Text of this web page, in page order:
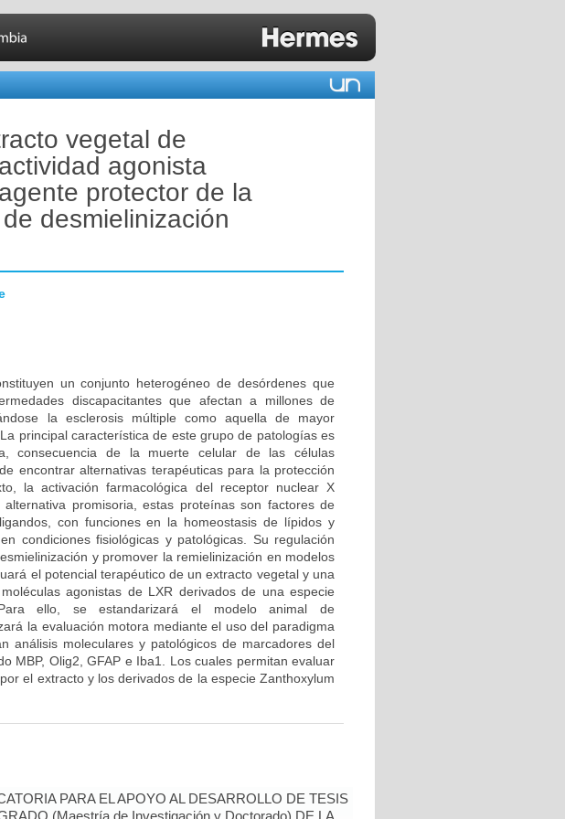
vegetal de
agonista
protector de la
desmielinización
un conjunto heterogéneo de desórdenes que
discapacitantes que afectan a millones de
la esclerosis múltiple como aquella de mayor
principal característica de este grupo de patologías es
consecuencia de la muerte celular de las células
encontrar alternativas terapéuticas para la protección
la activación farmacológica del receptor nuclear X
promisoria, estas proteínas son factores de
con funciones en la homeostasis de lípidos y
condiciones fisiológicas y patológicas. Su regulación
y promover la remielinización en modelos
el potencial terapéutico de un extracto vegetal y una
agonistas de LXR derivados de una especie
ello, se estandarizará el modelo animal de
la evaluación motora mediante el uso del paradigma
análisis moleculares y patológicos de marcadores del
MBP, Olig2, GFAP e Iba1. Los cuales permitan evaluar
el extracto y los derivados de la especie Zanthoxylum
PARA EL APOYO AL DESARROLLO DE TESIS
(Maestría de Investigación y Doctorado) DE LA